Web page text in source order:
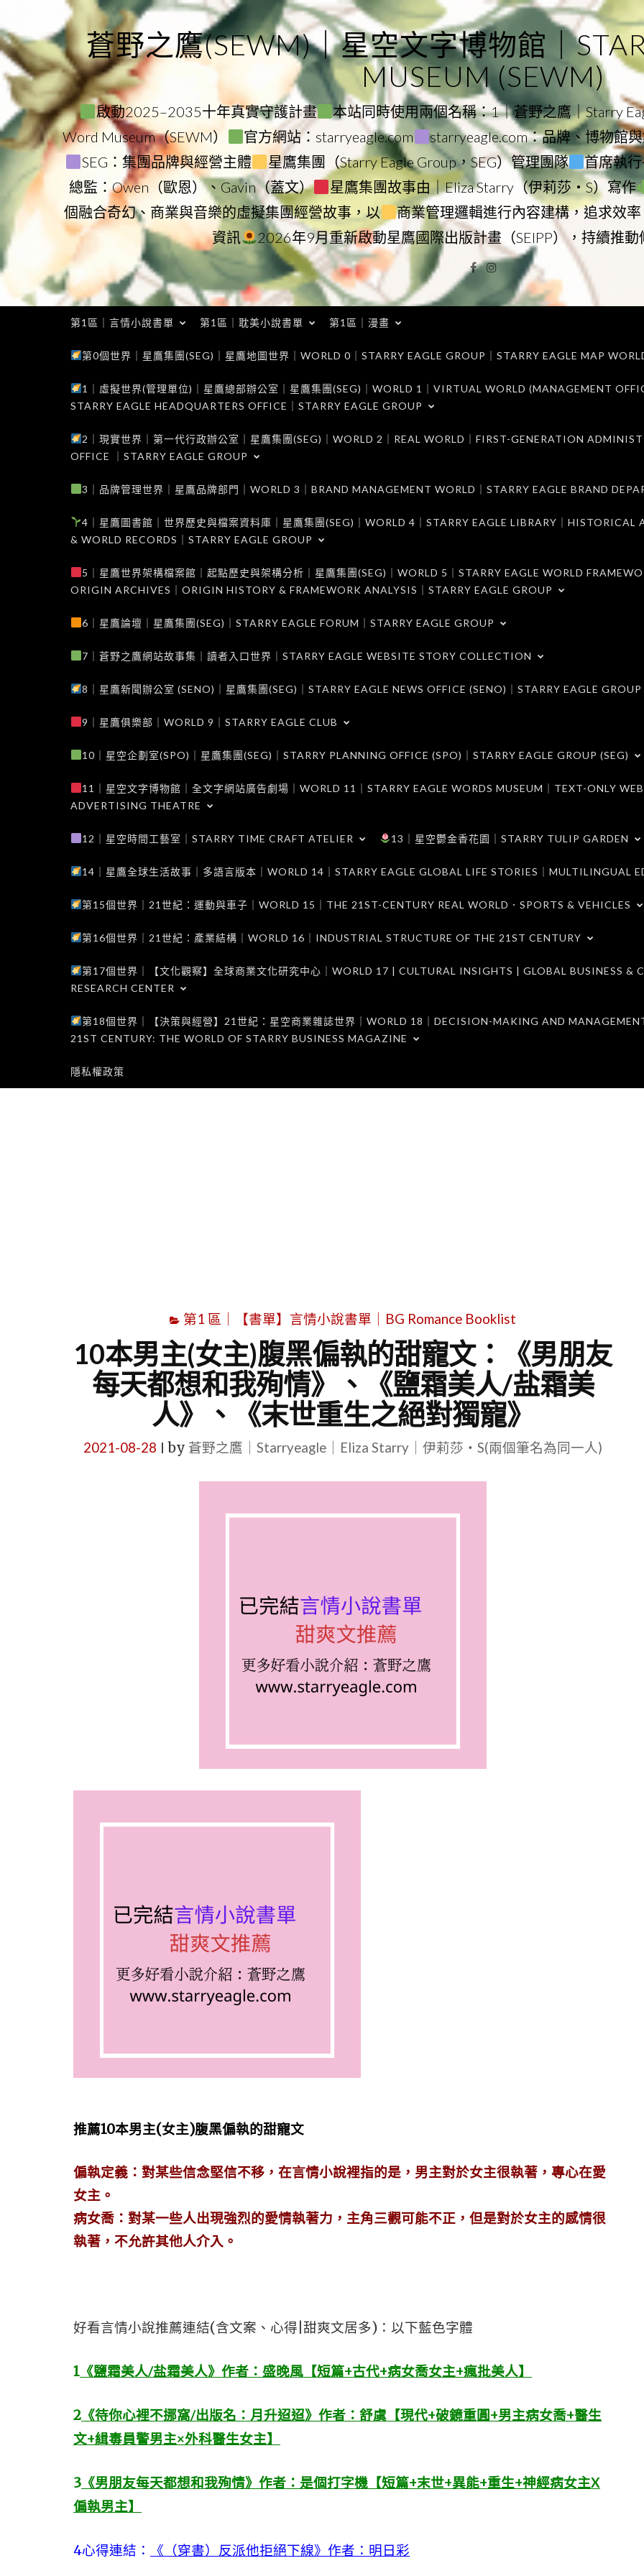
to
content
蒼野之鷹(SEWM)｜星空文字博物館｜
MUSEUM (SEWM)
啟動2025–2035十年真實守護計畫
本站同時使用兩個名稱：1｜蒼野之鷹｜Starry
Word Museum（SEWM）
官方網站：starryeagle.com starryeagle.com：品牌、博物館
SEG：集團品牌與經營主體
星鷹集團（Starry Eagle Group，SEG）管理團隊 首席執
總監：Owen（歐恩）、Gavin（蓋文）
星鷹集團故事由｜Eliza Starry（伊莉莎・S）寫作
個融合奇幻、商業與音樂的虛擬集團經營故事，以
商業管理邏輯進行內容建構，追求效
資訊
2026年9月重新啟動星鷹國際出版計畫（SEIPP），持續推
Facebook
Instagram
第1區｜言情小說書單 第1區｜耽美小說書單 第1區｜漫畫
第0個世界｜星鷹集團(SEG)｜星鷹地圖世界｜WORLD 0｜STARRY EAGLE GROUP｜STARRY EAGLE MAP
1｜虛擬世界(管理單位)｜星鷹總部辦公室｜星鷹集團(SEG)｜WORLD 1｜VIRTUAL WORLD (MANAGEMENT
STARRY EAGLE HEADQUARTERS OFFICE｜STARRY EAGLE GROUP
2｜現實世界｜第一代行政辦公室｜星鷹集團(SEG)｜WORLD 2｜REAL WORLD｜FIRST-GENERATION
OFFICE ｜STARRY EAGLE GROUP
3｜品牌管理世界｜星鷹品牌部門｜WORLD 3｜BRAND MANAGEMENT WORLD｜STARRY EAGLE BRAND
4｜星鷹圖書館｜世界歷史與檔案資料庫｜星鷹集團(SEG)｜WORLD 4｜STARRY EAGLE LIBRARY｜HISTORICAL
& WORLD RECORDS｜STARRY EAGLE GROUP
5｜星鷹世界架構檔案館｜起點歷史與架構分析｜星鷹集團(SEG)｜WORLD 5｜STARRY EAGLE WORLD
ORIGIN ARCHIVES｜ORIGIN HISTORY & FRAMEWORK ANALYSIS｜STARRY EAGLE GROUP
6｜星鷹論壇｜星鷹集團(SEG)｜STARRY EAGLE FORUM｜STARRY EAGLE GROUP
7｜蒼野之鷹網站故事集｜讀者入口世界｜STARRY EAGLE WEBSITE STORY COLLECTION
8｜星鷹新聞辦公室 (SENO)｜星鷹集團(SEG)｜STARRY EAGLE NEWS OFFICE (SENO)｜STARRY EAGLE GROUP
9｜星鷹俱樂部｜WORLD 9｜STARRY EAGLE CLUB
10｜星空企劃室(SPO)｜星鷹集團(SEG)｜STARRY PLANNING OFFICE (SPO)｜STARRY EAGLE GROUP (SEG)
11｜星空文字博物館｜全文字網站廣告劇場｜WORLD 11｜STARRY EAGLE WORDS MUSEUM｜TEXT-ONLY
ADVERTISING THEATRE
12｜星空時間工藝室｜STARRY TIME CRAFT ATELIER 13｜星空鬱金香花園｜STARRY TULIP GARDEN
14｜星鷹全球生活故事｜多語言版本｜WORLD 14｜STARRY EAGLE GLOBAL LIFE STORIES｜MULTILINGUAL
第15個世界｜21世紀：運動與車子｜WORLD 15｜THE 21ST-CENTURY REAL WORLD．SPORTS & VEHICLES
第16個世界｜21世紀：產業結構｜WORLD 16｜INDUSTRIAL STRUCTURE OF THE 21ST CENTURY
第17個世界｜【文化觀察】全球商業文化研究中心｜WORLD 17 | CULTURAL INSIGHTS | GLOBAL BUSINESS &
RESEARCH CENTER
第18個世界｜【決策與經營】21世紀：星空商業雜誌世界｜WORLD 18｜DECISION-MAKING AND
21ST CENTURY: THE WORLD OF STARRY BUSINESS MAGAZINE
隱私權政策
第1 區｜【書單】言情小說書單｜BG Romance Booklist
10本男主(女主)腹黑偏執的甜寵文：《男朋友
每天都想和我殉情》、《鹽霜美人/盐霜美
人》、《末世重生之絕對獨寵》
2021-08-28 by 蒼野之鷹｜Starryeagle｜Eliza Starry｜伊莉莎・S(兩個筆名為同一人)
推薦10本男主(女主)腹黑偏執的甜寵文
偏執定義：對某些信念堅信不移，在言情小說裡指的是，男主對於女主很執著，專心在愛
女主。
病女喬：對某一些人出現強烈的愛情執著力，主角三觀可能不正，但是對於女主的感情很
執著，不允許其他人介入。
好看言情小說推薦連結(含文案、心得|甜爽文居多)：以下藍色字體
1 《鹽霜美人/盐霜美人》作者：盛晚風【短篇+古代+病女喬女主+瘋批美人】
2 《待你心裡不挪窩/出版名：月升迢迢》作者：舒虞【現代+破鏡重圓+男主病女喬+醫生
文+緝毒員警男主×外科醫生女主】
3 《男朋友每天都想和我殉情》作者：是個打字機【短篇+末世+異能+重生+神經病女主X
偏執男主】
4心得連結： 《（穿書）反派他拒絕下線》作者：明日彩